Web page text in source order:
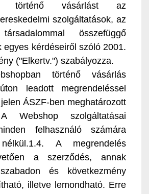
történő vásárlást az
szolgáltatások, az
összefüggő
egyes kérdéseiről szóló 2001.
("Elkertv.") szabályozza.
történő vásárlás
leadott megrendeléssel
ÁSZF-ben meghatározott
Webshop szolgáltatásai
felhasználó számára
A megrendelés
a szerződés, annak
és következmény
illetve lemondható. Erre